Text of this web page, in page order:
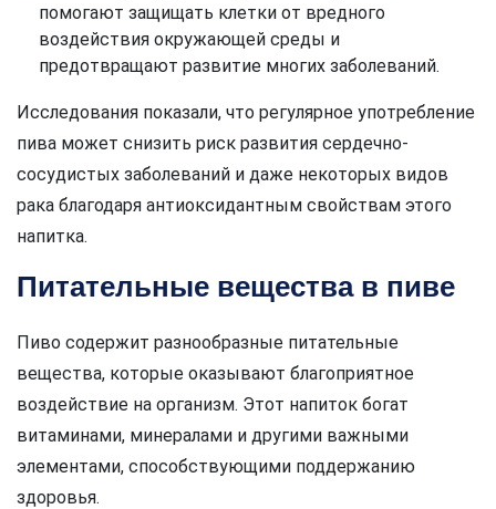
помогают защищать клетки от вредного
воздействия окружающей среды и
предотвращают развитие многих заболеваний.
Исследования показали, что регулярное употребление
пива может снизить риск развития сердечно-
сосудистых заболеваний и даже некоторых видов
рака благодаря антиоксидантным свойствам этого
напитка.
Питательные вещества в пиве
Пиво содержит разнообразные питательные
вещества, которые оказывают благоприятное
воздействие на организм. Этот напиток богат
витаминами, минералами и другими важными
элементами, способствующими поддержанию
здоровья.